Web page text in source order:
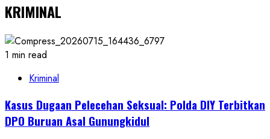
KRIMINAL
1 min read
Kriminal
Kasus Dugaan Pelecehan Seksual: Polda DIY Terbitkan
DPO Buruan Asal Gunungkidul